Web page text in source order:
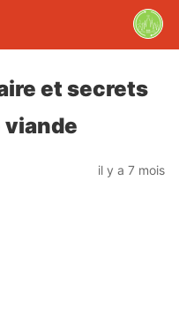
et secrets
viande
il y a 7 mois